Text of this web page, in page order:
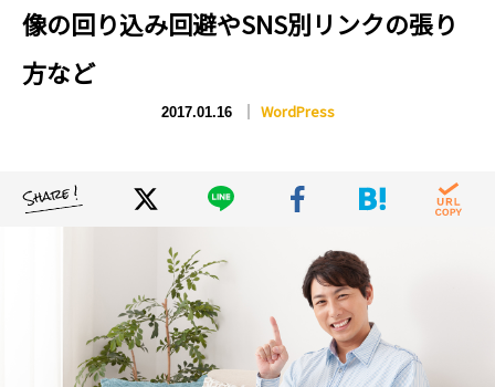
像の回り込み回避やSNS別リンクの張り
方など
2017.01.16 WordPress